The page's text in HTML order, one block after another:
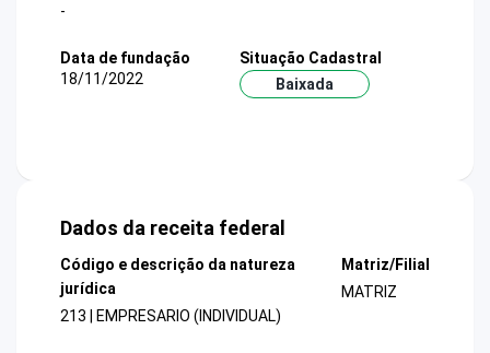
-
Data de fundação
18/11/2022
Situação Cadastral
Baixada
Dados da receita federal
Código e descrição da natureza
jurídica
213 | EMPRESARIO (INDIVIDUAL)
Matriz/Filial
MATRIZ